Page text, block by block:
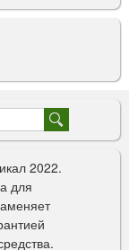
2022.
для